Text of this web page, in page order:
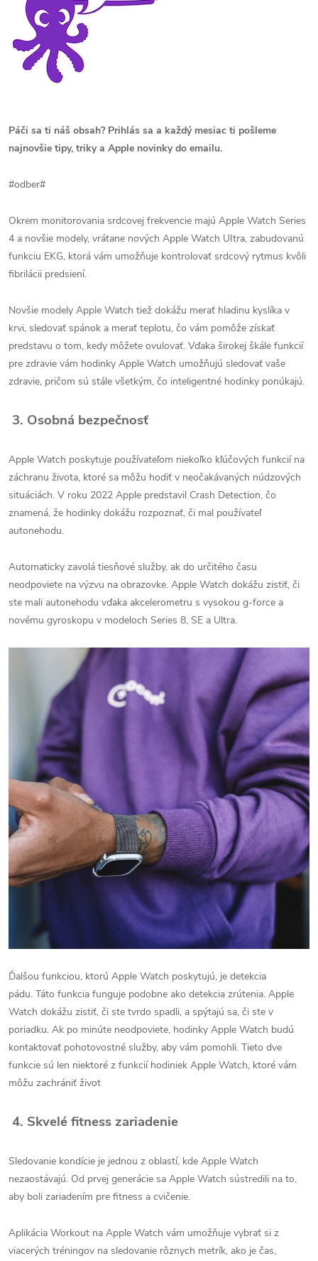
Páči sa ti náš obsah? Prihlás sa a každý mesiac ti pošleme
najnovšie tipy, triky a Apple novinky do emailu.
#odber#
Okrem monitorovania srdcovej frekvencie majú Apple Watch Series
4 a novšie modely, vrátane nových Apple Watch UItra, zabudovanú
funkciu EKG, ktorá vám umožňuje kontrolovať srdcový rytmus kvôli
fibrilácii predsiení.
Novšie modely Apple Watch tiež dokážu merať hladinu kyslíka v
krvi, sledovať spánok a merať teplotu, čo vám pomôže získať
predstavu o tom, kedy môžete ovulovať. Vďaka širokej škále funkcií
pre zdravie vám hodinky Apple Watch umožňujú sledovať vaše
zdravie, pričom sú stále všetkým, čo inteligentné hodinky ponúkajú.
3. Osobná bezpečnosť
Apple Watch poskytuje používateľom niekoľko kľúčových funkcií na
záchranu života, ktoré sa môžu hodiť v neočakávaných núdzových
situáciách. V roku 2022 Apple predstavil Crash Detection, čo
znamená, že hodinky dokážu rozpoznať, či mal používateľ
autonehodu.
Automaticky zavolá tiesňové služby, ak do určitého času
neodpoviete na výzvu na obrazovke. Apple Watch dokážu zistiť, či
ste mali autonehodu vďaka akcelerometru s vysokou g-force a
novému gyroskopu v modeloch Series 8, SE a Ultra.
Ďalšou funkciou, ktorú Apple Watch poskytujú, je detekcia
pádu. Táto funkcia funguje podobne ako detekcia zrútenia. Apple
Watch dokážu zistiť, či ste tvrdo spadli, a spýtajú sa, či ste v
poriadku. Ak po minúte neodpoviete, hodinky Apple Watch budú
kontaktovať pohotovostné služby, aby vám pomohli. Tieto dve
funkcie sú len niektoré z funkcií hodiniek Apple Watch, ktoré vám
môžu zachrániť život
4. Skvelé fitness zariadenie
Sledovanie kondície je jednou z oblastí, kde Apple Watch
nezaostávajú. Od prvej generácie sa Apple Watch sústredili na to,
aby boli zariadením pre fitness a cvičenie.
Aplikácia Workout na Apple Watch vám umožňuje vybrať si z
viacerých tréningov na sledovanie rôznych metrík, ako je čas,